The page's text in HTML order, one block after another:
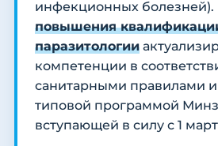
инфекционных болезней).
повышения
паразитологии
компетенции в
санитарными правилами и
типовой программой
вступающей в силу с 1